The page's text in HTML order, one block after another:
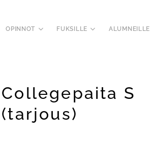
OPINNOT FUKSILLE ALUMNEILLE
Collegepaita S
(tarjous)